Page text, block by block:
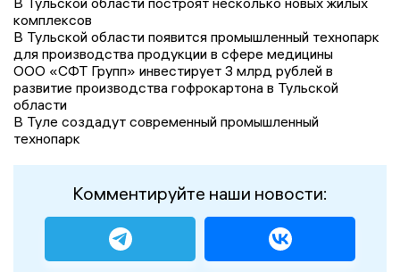
комплексов
В Тульской области появится промышленный технопарк
для производства продукции в сфере медицины
ООО «СФТ Групп» инвестирует 3 млрд рублей в
развитие производства гофрокартона в Тульской
области
В Туле создадут современный промышленный
технопарк
Комментируйте наши новости: